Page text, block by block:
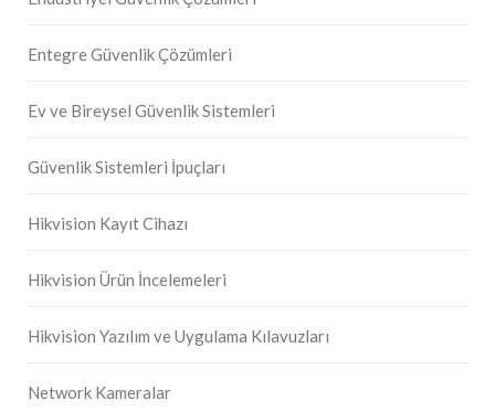
Entegre Güvenlik Çözümleri
Ev ve Bireysel Güvenlik Sistemleri
Güvenlik Sistemleri İpuçları
Hikvision Kayıt Cihazı
Hikvision Ürün İncelemeleri
Hikvision Yazılım ve Uygulama Kılavuzları
Network Kameralar